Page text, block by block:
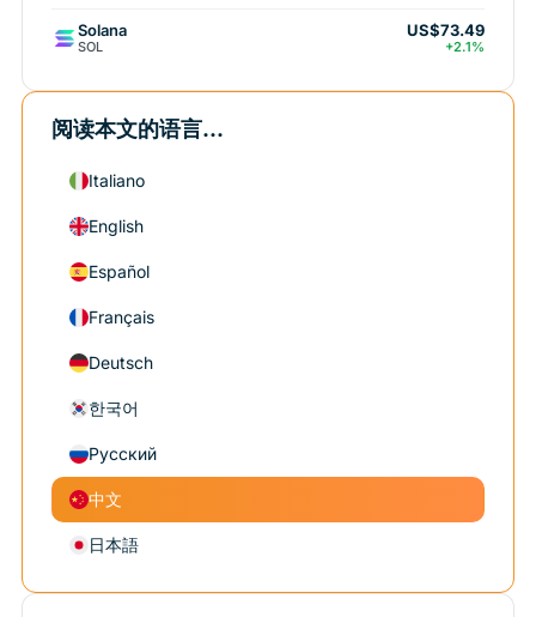
Solana
SOL
US$73.49
+2.1%
阅读本文的语言...
Italiano
English
Español
Français
Deutsch
한국어
Русский
中文
日本語